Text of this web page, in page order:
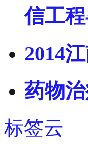
信工
2014
药物
标签云